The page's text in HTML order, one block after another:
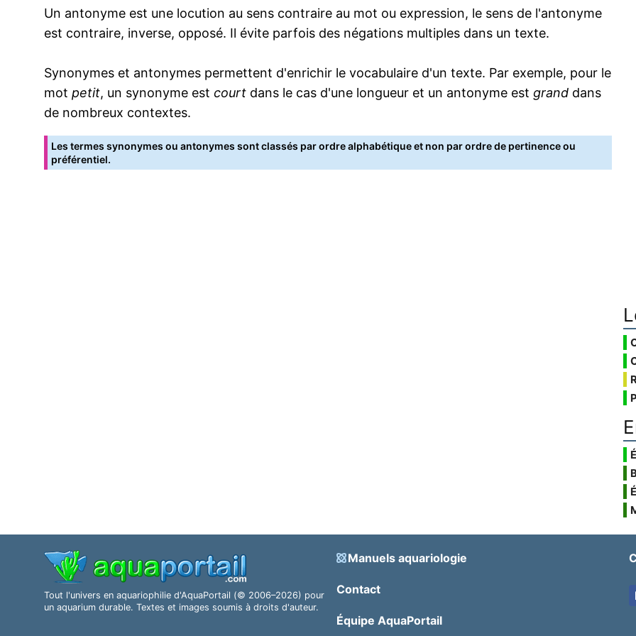
Un antonyme est une locution au sens contraire au mot ou expression, le sens de l'antonyme
est contraire, inverse, opposé. Il évite parfois des négations multiples dans un texte.
Synonymes et antonymes permettent d'enrichir le vocabulaire d'un texte. Par exemple, pour le
mot petit, un synonyme est court dans le cas d'une longueur et un antonyme est grand dans
de nombreux contextes.
Les termes synonymes ou antonymes sont classés par ordre alphabétique et non par ordre de pertinence ou
préférentiel.
Tout l'univers en aquariophilie d'AquaPortail (© 2006–2026) pour
un aquarium durable. Textes et images soumis à droits d'auteur.
Manuels aquariologie
Contact
Équipe AquaPortail